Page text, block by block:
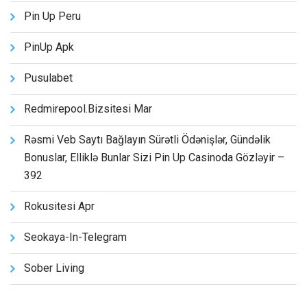
Pin Up Peru
PinUp Apk
Pusulabet
Redmirepool.bizsitesi Mar
Rəsmi Veb Saytı Bağlayın️ Sürətli Ödənişlər, Gündəlik
Bonuslar, Elliklə Bunlar Sizi Pin Up Casinoda Gözləyir –
392
Rokusitesi Apr
Seokaya-In-Telegram
Sober Living